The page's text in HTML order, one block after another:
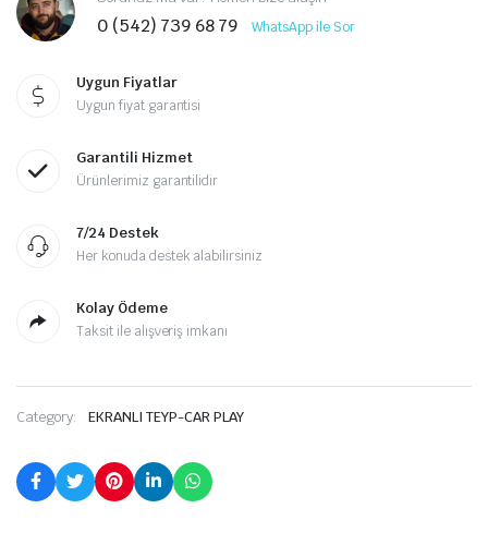
0 (542) 739 68 79 WhatsApp ile Sor
Uygun Fiyatlar
Uygun fiyat garantisi
Garantili Hizmet
Ürünlerimiz garantilidir
7/24 Destek
Her konuda destek alabilirsiniz
Kolay Ödeme
Taksit ile alışveriş imkanı
Category: EKRANLI TEYP-CAR PLAY